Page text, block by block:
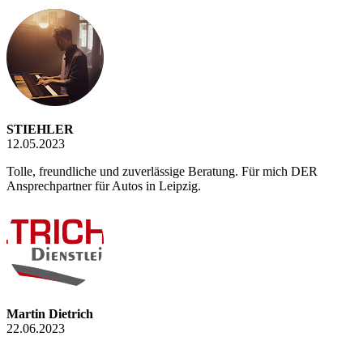
STIEHLER
12.05.2023
Tolle, freundliche und zuverlässige Beratung. Für mich DER
Ansprechpartner für Autos in Leipzig.
Martin Dietrich
22.06.2023